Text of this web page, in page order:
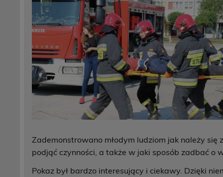
Zademonstrowano młodym ludziom jak należy
podjąć czynności, a także w jaki sposób zadbać o
Pokaz był bardzo interesujący i ciekawy. Dzięki